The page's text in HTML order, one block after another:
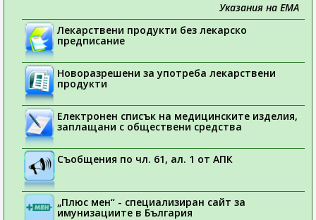
Указания на ЕМА
Лекарствени продукти без лекарско
предписание
Новоразрешени за употреба лекарствени
продукти
Електронен списък на медицинските изделия,
заплащани с обществени средства
Съобщения по чл. 61, ал. 1 от АПК
„Плюс мен“ - специализиран сайт за
имунизациите в България